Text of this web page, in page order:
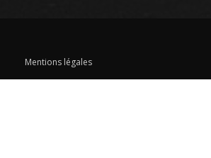
Mentions légales